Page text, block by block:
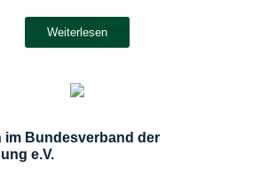
Weiterlesen
im Bundesverband der
e.V.